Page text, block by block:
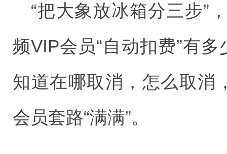
“把大象放冰箱分三步”
频VIP会员“自动扣费”有
知道在哪取消，怎么取消
会员套路“满满”。